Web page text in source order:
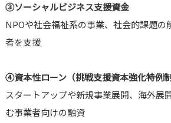
③ソーシャルビジネス支援資金
NPOや社会福祉系の事業、社会的課題の
者を支援
④資本性ローン（挑戦支援資本強化特例制
スタートアップや新規事業展開、海外展
む事業者向けの融資